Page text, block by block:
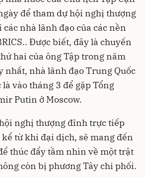
để tham dự hội nghị thượng
nhà lãnh đạo của các nền
Được biết, đây là chuyến
hai của ông Tập trong năm
nhất, nhà lãnh đạo Trung Quốc
vào tháng 3 để gặp Tổng
Putin ở Moscow.
nghị thượng đỉnh trực tiếp
kể từ khi đại dịch, sẽ mang đến
thúc đẩy tầm nhìn về một trật
còn bị phương Tây chi phối.